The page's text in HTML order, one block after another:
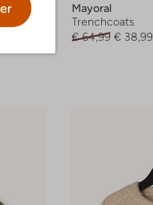
Mayoral
Trenchcoats
€ 64,99 € 38,99